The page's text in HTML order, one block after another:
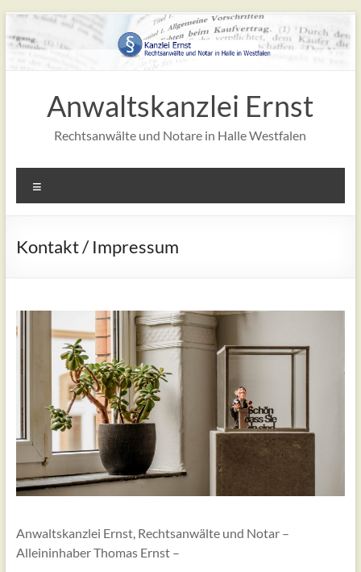
Zum
Inhalt
springen
Anwaltskanzlei Ernst
Rechtsanwälte und Notare in Halle Westfalen
Kontakt / Impressum
Anwaltskanzlei Ernst, Rechtsanwälte und Notar –
Alleininhaber Thomas Ernst –